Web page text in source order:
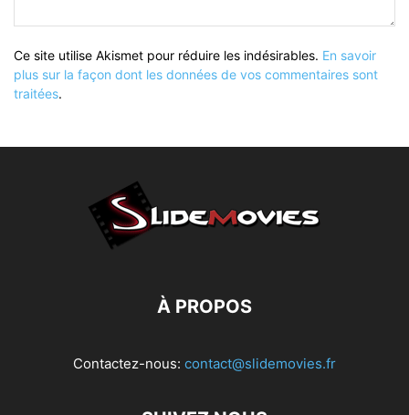
Ce site utilise Akismet pour réduire les indésirables. En savoir
plus sur la façon dont les données de vos commentaires sont
traitées.
À PROPOS
Contactez-nous: contact@slidemovies.fr